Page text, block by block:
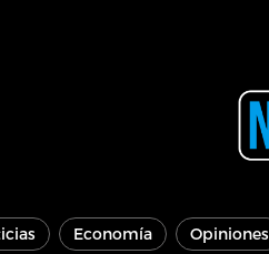
Economía Opiniones